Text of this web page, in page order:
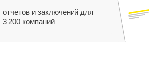
отчетов и заключений для
3 200 компаний